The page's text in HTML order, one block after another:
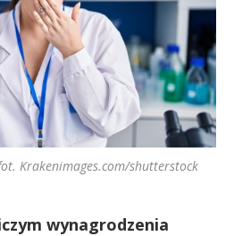
Krakenimages.com/shutterstock
wynagrodzenia